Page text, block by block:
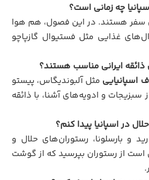
سفر هستند. در این فصول، هم هوا
غذایی مثل فستیوال گازپاچو
اسپانیایی مثل آلبوندیگاس، پیستو
سبزیجات و ادویه‌های آشنا، با ذائقه
و بارسلونا، رستوران‌های حلال و
از رستوران بپرسید که از گوشت